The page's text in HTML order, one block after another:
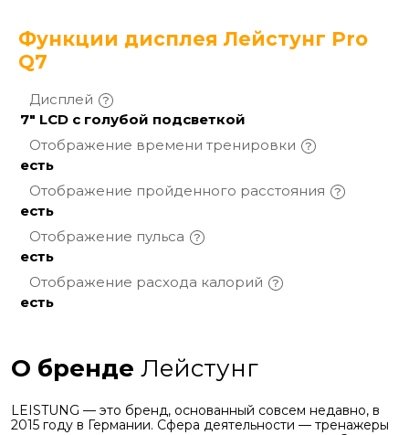
Функции дисплея Лейстунг Pro
Q7
Дисплей
7" LCD с голубой подсветкой
Отображение времени тренировки
есть
Отображение пройденного расстояния
есть
Отображение пульса
есть
Отображение расхода калорий
есть
О бренде Лейстунг
LEISTUNG — это бренд, основанный совсем недавно, в
2015 году в Германии. Сфера деятельности — тренажеры